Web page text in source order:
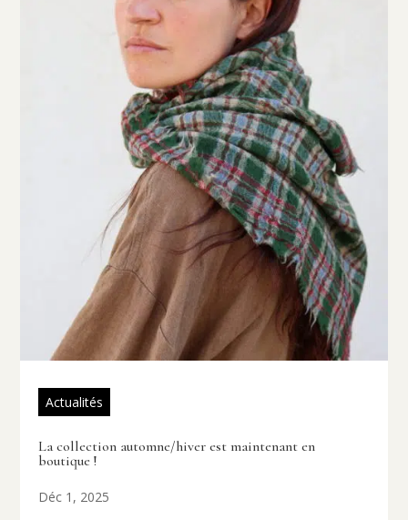
Actualités
La collection automne/hiver est maintenant en
boutique !
Déc 1, 2025